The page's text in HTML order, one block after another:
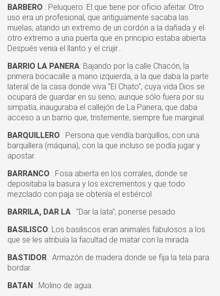
BARBERO : Peluquero. El que tiene por oficio afeitar. Otro
uso era un profesional, que antiguamente sacaba las
muelas, atando un extremo de un cordón a la dañada y el
otro extremo a una puerta que en principio estaba abierta.
Después venia el llanto y el crujir...
BARRIO LA PANERA: Bajando por la calle Chacón, la
primera bocacalle a mano izquierda, a la que daba la parte
lateral de la casa donde viva "El Chato", cuya vida Dios se
ocupará de guardar en su seno, aunque sólo fuera por su
simpatía, inauguraba el callejón de La Panera, que daba
acceso a un barrio que, tristemente, siempre fue marginal.
BARQUILLERO : Persona que vendía barquillos, con una
barquillera (máquina), con la que incluso se podía jugar y
apostar.
BARRANCO : Fosa abierta en los corrales, donde se
depositaba la basura y los excrementos y que todo
mezclado con paja se obtenía el estiércol.
BARRILA, DAR LA : "Dar la lata"; ponerse pesado.
BASILISCO: Los basiliscos eran animales fabulosos a los
que se les atribuía la facultad de matar con la mirada.
BASTIDOR : Armazón de madera donde se fija la tela para
bordar.
BATAN : Molino de agua.